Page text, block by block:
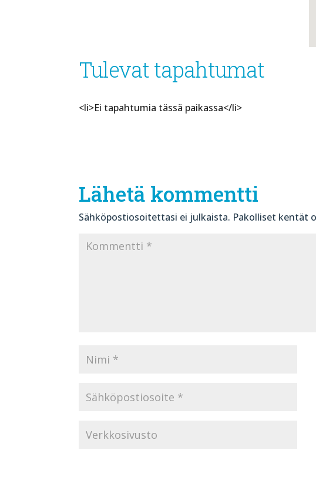
Tulevat tapahtumat
<li>Ei tapahtumia tässä paikassa</li>
Lähetä kommentti
Sähköpostiosoitettasi ei julkaista. Pakolliset kentät